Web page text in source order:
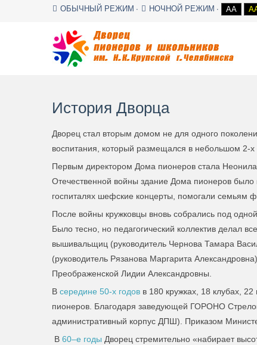
ОБЫЧНЫЙ РЕЖИМ НОЧНОЙ РЕЖИМ AA
История Дворца
Дворец стал вторым домом не для одного
воспитания, который размещался в небольшом
Первым директором Дома пионеров стала
Отечественной войны здание Дома пионеров
госпиталях шефские концерты, помогали семьям
После войны кружковцы вновь собрались под
Было тесно, но педагогический коллектив делал
вышивальщиц (руководитель Чернова Тамара
(руководитель Рязанова Маргарита
Преображенской Лидии Александровны.
В середине 50-х годов в 180 кружках, 18 клубах,
пионеров. Благодаря заведующей ГОРОНО
административный корпус ДПШ). Приказом
В 60–е годы Дворец стремительно «набирает